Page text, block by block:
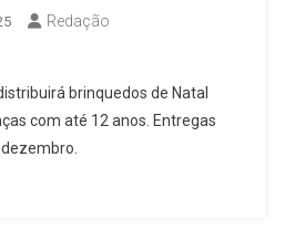
Redação
brinquedos de Natal
com até 12 anos. Entregas